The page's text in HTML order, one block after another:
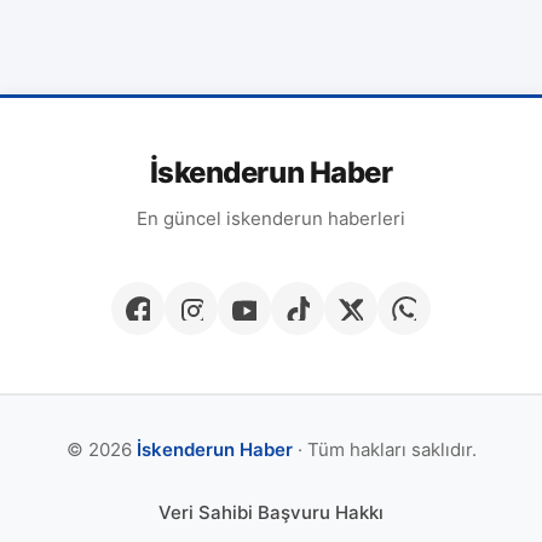
İskenderun Haber
En güncel iskenderun haberleri
© 2026 İskenderun Haber· Tüm hakları saklıdır.
Veri Sahibi Başvuru Hakkı